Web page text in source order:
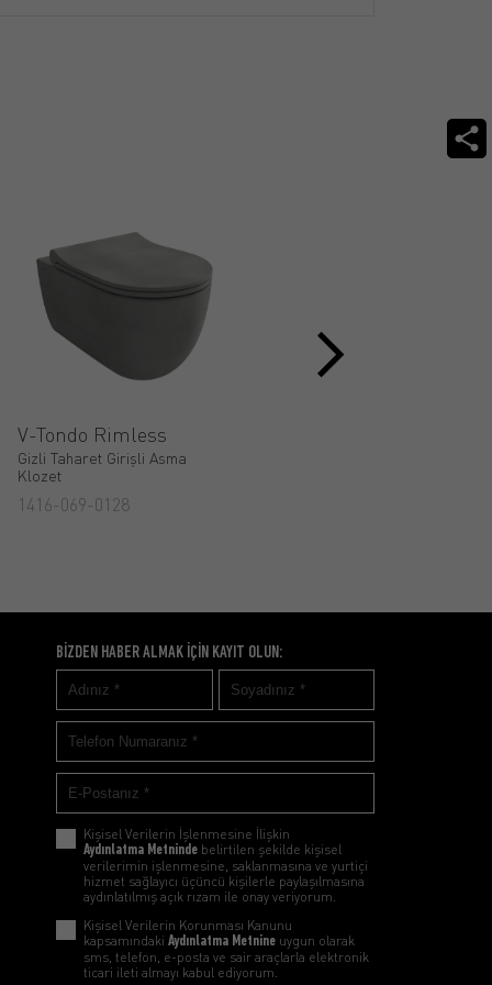
V-Tondo Rimless
Gizli Taharet Girişli Asma
Klozet
1416-069-0128
BİZDEN HABER ALMAK İÇİN KAYIT OLUN:
Kişisel Verilerin İşlenmesine İlişkin
Aydınlatma Metninde belirtilen şekilde kişisel
verilerimin işlenmesine, saklanmasına ve yurtiçi
hizmet sağlayıcı üçüncü kişilerle paylaşılmasına
aydınlatılmış açık rızam ile onay veriyorum.
Kişisel Verilerin Korunması Kanunu
kapsamındaki Aydınlatma Metnine uygun olarak
sms, telefon, e-posta ve sair araçlarla elektronik
ticari ileti almayı kabul ediyorum.